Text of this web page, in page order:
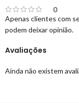
0
Avaliações
Ainda não existem
Apenas clientes com
podem deixar opinião.